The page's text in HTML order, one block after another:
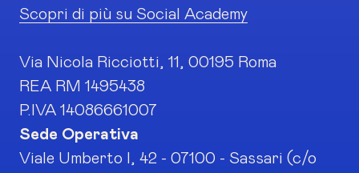
Scopri di più su Social Academy
Via Nicola Ricciotti, 11, 00195 Roma
REA RM 1495438
P.IVA 14086661007
Sede Operativa
Viale Umberto I, 42 - 07100 - Sassari (c/o